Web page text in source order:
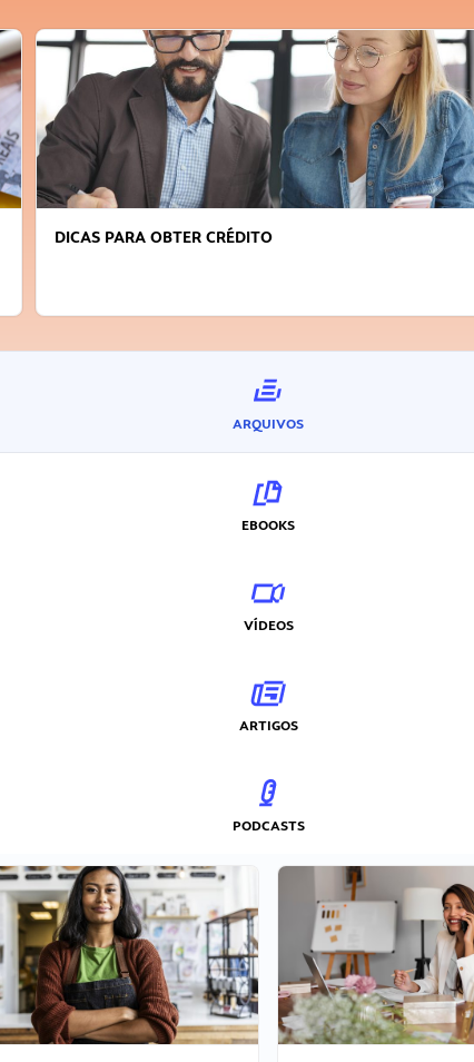
DICAS PARA OBTER CRÉDITO
ARQUIVOS
EBOOKS
VÍDEOS
ARTIGOS
PODCASTS